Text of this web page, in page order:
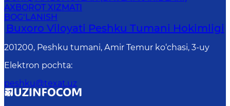
AXBOROT XIZMATI
BOG‘LANISH
Buxoro Viloyati Peshku Tumani Hokimligi
201200, Peshku tumani, Аmir Temur ko‘chasi, 3-uy
Elektron pochta:
peshku@texat.uz